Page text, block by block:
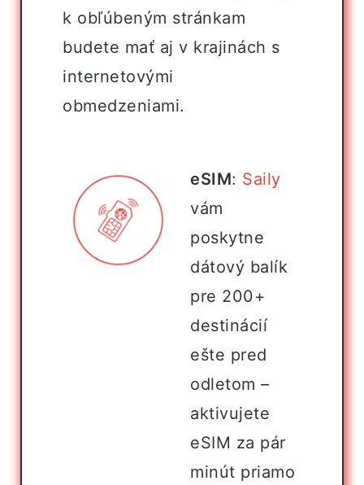
k obľúbeným stránkam
budete mať aj v krajinách s
internetovými
obmedzeniami.
eSIM: Saily
vám
poskytne
dátový balík
pre 200+
destinácií
ešte pred
odletom –
aktivujete
eSIM za pár
minút priamo